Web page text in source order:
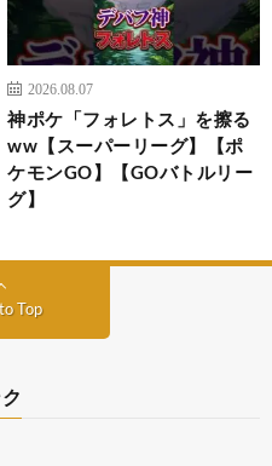
2026.08.07
神ポケ「フォレトス」を擦る
ww【スーパーリーグ】【ポ
ケモンGO】【GOバトルリー
グ】
Top